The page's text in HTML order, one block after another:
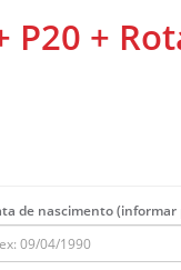
P20 +
de nascimento (informar